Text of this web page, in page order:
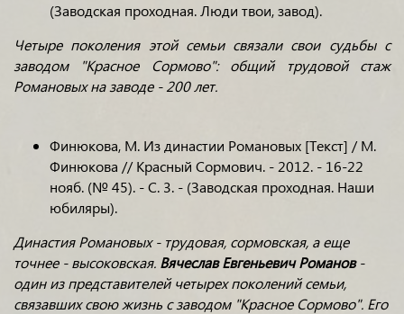
(Заводская проходная. Люди твои, завод).
Четыре поколения этой семьи связали свои судьбы с
заводом "Красное Сормово": общий трудовой стаж
Романовых на заводе - 200 лет.
Финюкова, М. Из династии Романовых [Текст] / М.
Финюкова // Красный Сормович. - 2012. - 16-22
нояб. (№ 45). - С. 3. - (Заводская проходная. Наши
юбиляры).
Династия Романовых - трудовая, сормовская, а еще
точнее - высоковская. Вячеслав Евгеньевич Романов-
один из представителей четырех поколений семьи,
связавших свою жизнь с заводом "Красное Сормово". Его